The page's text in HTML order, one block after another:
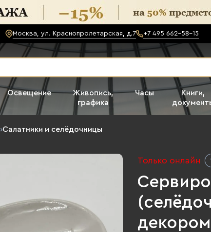
Москва, ул. Краснопролетарская, д.7 +7 495 662-58-15
Освещение
Живопись,
графика
Часы
Книги,
›Салатники и селёдочницы
Только онлайн